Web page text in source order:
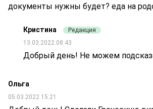
документы нужны будет? еда на
Кристина
Редакция
13.03.2022 08:43
Добрый день! Не можем
Ольга
05.03.2022 15:21